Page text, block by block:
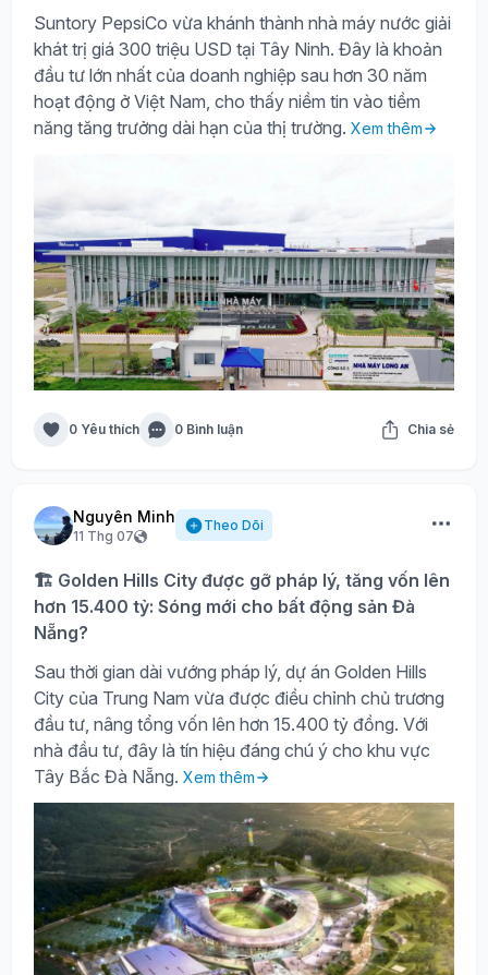
Suntory PepsiCo vừa khánh thành nhà máy nước giải
khát trị giá 300 triệu USD tại Tây Ninh. Đây là khoản
đầu tư lớn nhất của doanh nghiệp sau hơn 30 năm
hoạt động ở Việt Nam, cho thấy niềm tin vào tiềm
năng tăng trưởng dài hạn của thị trường. Xem thêm
0 Yêu thích 0 Bình luận Chia sẻ
Nguyên Minh
11 Thg 07
Theo Dõi
🏗️ Golden Hills City được gỡ pháp lý, tăng vốn lên
hơn 15.400 tỷ: Sóng mới cho bất động sản Đà
Nẵng?
Sau thời gian dài vướng pháp lý, dự án Golden Hills
City của Trung Nam vừa được điều chỉnh chủ trương
đầu tư, nâng tổng vốn lên hơn 15.400 tỷ đồng. Với
nhà đầu tư, đây là tín hiệu đáng chú ý cho khu vực
Tây Bắc Đà Nẵng. Xem thêm